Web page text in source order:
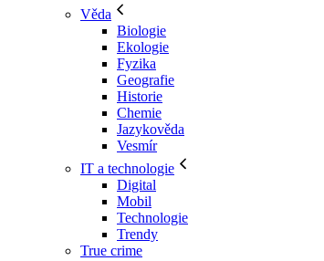
Věda
Biologie
Ekologie
Fyzika
Geografie
Historie
Chemie
Jazykověda
Vesmír
IT a technologie
Digital
Mobil
Technologie
Trendy
True crime